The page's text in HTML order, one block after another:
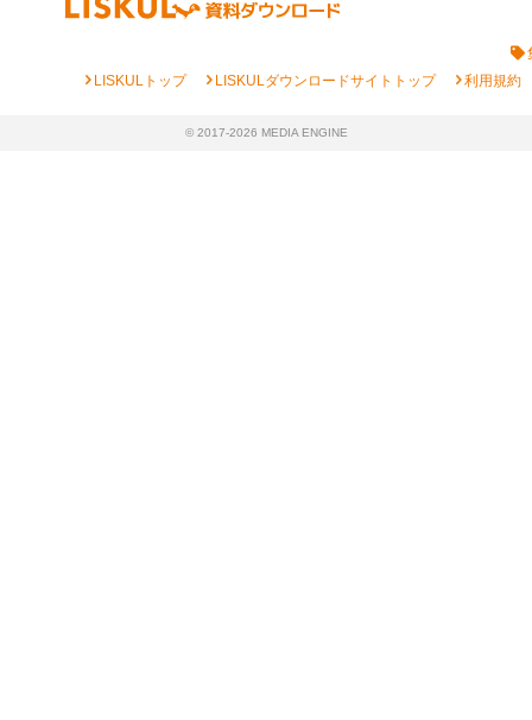
chevron_rightLISKULトップ chevron_rightLISKULダウンロードサイトトップ chevron_right利用規約
© 2017-2026 MEDIA ENGINE